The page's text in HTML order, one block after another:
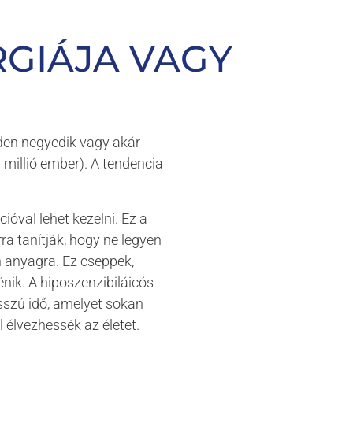
VAGY
negyedik vagy akár
ember). A tendencia
lehet kezelni. Ez a
tanítják, hogy ne legyen
Ez cseppek,
A hiposzenzibiláicós
idő, amelyet sokan
az életet.
waren
Proben A bis D